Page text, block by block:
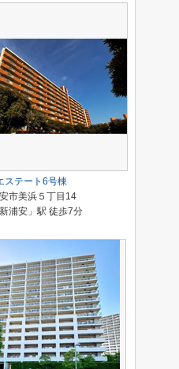
ステート6号棟
市美浜５丁目14
浦安」駅 徒歩7分